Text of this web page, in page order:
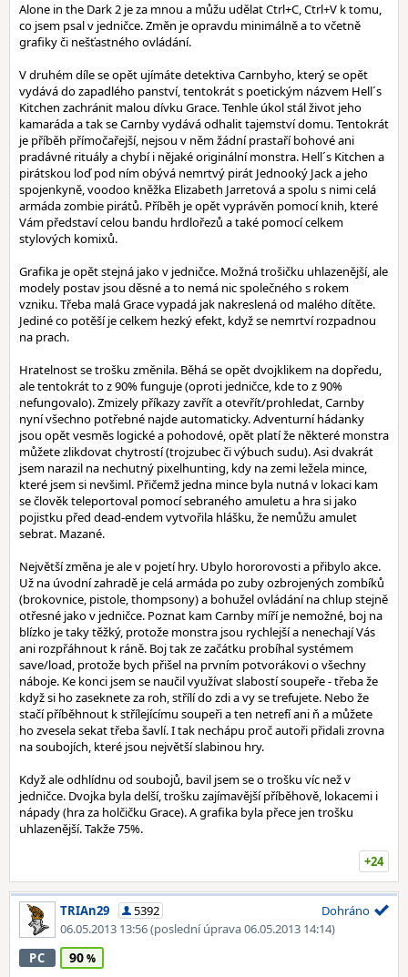
Alone in the Dark 2 je za mnou a můžu udělat Ctrl+C, Ctrl+V k tomu,
co jsem psal v jedničce. Změn je opravdu minimálně a to včetně
grafiky či nešťastného ovládání.
V druhém díle se opět ujímáte detektiva Carnbyho, který se opět
vydává do zapadlého panství, tentokrát s poetickým názvem Hell´s
Kitchen zachránit malou dívku Grace. Tenhle úkol stál život jeho
kamaráda a tak se Carnby vydává odhalit tajemství domu. Tentokrát
je příběh přímočařejší, nejsou v něm žádní prastaří bohové ani
pradávné rituály a chybí i nějaké originální monstra. Hell´s Kitchen a
pirátskou loď pod ním obývá nemrtvý pirát Jednooký Jack a jeho
spojenkyně, voodoo kněžka Elizabeth Jarretová a spolu s nimi celá
armáda zombie pirátů. Příběh je opět vyprávěn pomocí knih, které
Vám představí celou bandu hrdlořezů a také pomocí celkem
stylových komixů.
Grafika je opět stejná jako v jedničce. Možná trošičku uhlazenější, ale
modely postav jsou děsné a to nemá nic společného s rokem
vzniku. Třeba malá Grace vypadá jak nakreslená od malého dítěte.
Jediné co potěší je celkem hezký efekt, když se nemrtví rozpadnou
na prach.
Hratelnost se trošku změnila. Běhá se opět dvojklikem na dopředu,
ale tentokrát to z 90% funguje (oproti jedničce, kde to z 90%
nefungovalo). Zmizely příkazy zavřít a otevřít/prohledat, Carnby
nyní všechno potřebné najde automaticky. Adventurní hádanky
jsou opět vesměs logické a pohodové, opět platí že některé monstra
můžete zlikdovat chytrostí (trojzubec či výbuch sudu). Asi dvakrát
jsem narazil na nechutný pixelhunting, kdy na zemi ležela mince,
které jsem si nevšiml. Přičemž jedna mince byla nutná v lokaci kam
se člověk teleportoval pomocí sebraného amuletu a hra si jako
pojistku před dead-endem vytvořila hlášku, že nemůžu amulet
sebrat. Mazané.
Největší změna je ale v pojetí hry. Ubylo hororovosti a přibylo akce.
Už na úvodní zahradě je celá armáda po zuby ozbrojených zombíků
(brokovnice, pistole, thompsony) a bohužel ovládání na chlup stejně
otřesné jako v jedničce. Poznat kam Carnby míří je nemožné, boj na
blízko je taky těžký, protože monstra jsou rychlejší a nenechají Vás
ani rozpřáhnout k ráně. Boj tak ze začátku probíhal systémem
save/load, protože bych přišel na prvním potvorákovi o všechny
náboje. Ke konci jsem se naučil využívat slabostí soupeře - třeba že
když si ho zaseknete za roh, střílí do zdi a vy se trefujete. Nebo že
stačí příběhnout k střílejícímu soupeři a ten netrefí ani ň a můžete
ho zvesela sekat třeba šavlí. I tak nechápu proč autoři přidali zrovna
na soubojích, které jsou největší slabinou hry.
Když ale odhlídnu od soubojů, bavil jsem se o trošku víc než v
jedničce. Dvojka byla delší, trošku zajímavější příběhově, lokacemi i
nápady (hra za holčičku Grace). A grafika byla přece jen trošku
uhlazenější. Takže 75%.
+24
TRIAn29
5392
06.05.2013 13:56(poslední úprava 06.05.2013 14:14)
Dohráno
PC 90